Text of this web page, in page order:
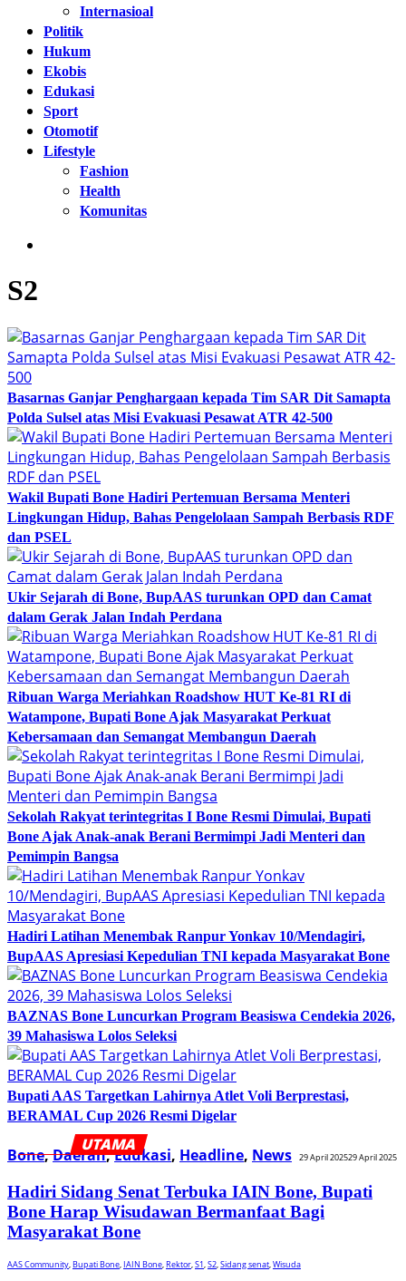
Internasioal
Politik
Hukum
Ekobis
Edukasi
Sport
Otomotif
Lifestyle
Fashion
Health
Komunitas
S2
Basarnas Ganjar Penghargaan kepada Tim SAR Dit Samapta
Polda Sulsel atas Misi Evakuasi Pesawat ATR 42-500
Wakil Bupati Bone Hadiri Pertemuan Bersama Menteri
Lingkungan Hidup, Bahas Pengelolaan Sampah Berbasis RDF
dan PSEL
Ukir Sejarah di Bone, BupAAS turunkan OPD dan Camat
dalam Gerak Jalan Indah Perdana
Ribuan Warga Meriahkan Roadshow HUT Ke-81 RI di
Watampone, Bupati Bone Ajak Masyarakat Perkuat
Kebersamaan dan Semangat Membangun Daerah
Sekolah Rakyat terintegritas I Bone Resmi Dimulai, Bupati
Bone Ajak Anak-anak Berani Bermimpi Jadi Menteri dan
Pemimpin Bangsa
Hadiri Latihan Menembak Ranpur Yonkav 10/Mendagiri,
BupAAS Apresiasi Kepedulian TNI kepada Masyarakat Bone
BAZNAS Bone Luncurkan Program Beasiswa Cendekia 2026,
39 Mahasiswa Lolos Seleksi
Bupati AAS Targetkan Lahirnya Atlet Voli Berprestasi,
BERAMAL Cup 2026 Resmi Digelar
Bone,Daerah,Edukasi, Headline, News 29 April 202529 April 2025
Hadiri Sidang Senat Terbuka IAIN Bone, Bupati
Bone Harap Wisudawan Bermanfaat Bagi
Masyarakat Bone
AAS Community,Bupati Bone,IAIN Bone,Rektor,S1,S2,Sidang senat,Wisuda